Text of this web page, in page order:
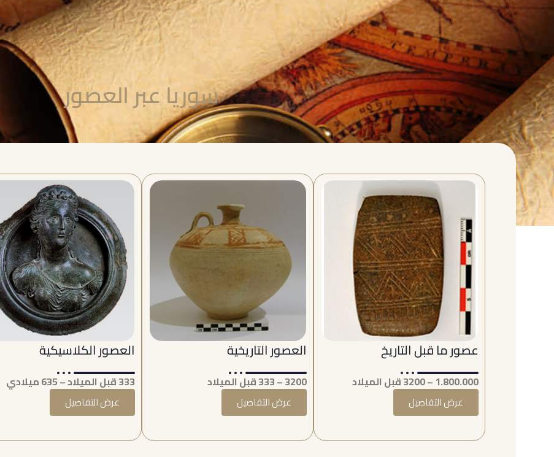
سوريا عبر العصور
عصور ما قبل التاريخ
1.800.000 – 3200 قبل الميلاد
عرض التفاصيل
العصور التاريخية
3200 – 333 قبل الميلاد
عرض التفاصيل
العصور الكلاسيكية
333 قبل الميلاد – 635 ميلادي
عرض التفاصيل